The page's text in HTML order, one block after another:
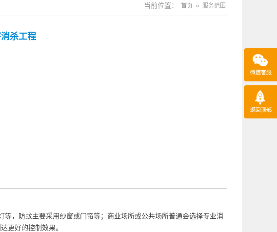
当前位置： 首页 » 服务范围
消杀工程
等，防蚊主要采用纱窗或门帘等；商业场所或公共场所普通会选择专业消
更好的控制效果。